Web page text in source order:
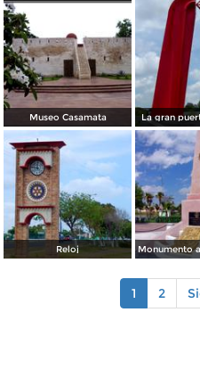
Museo Casamata La gran
Reloj
1 2